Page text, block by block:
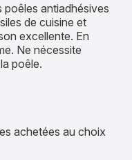
antiadhésives
de cuisine et
excellente. En
Ne nécessite
poêle.
achetées au choix